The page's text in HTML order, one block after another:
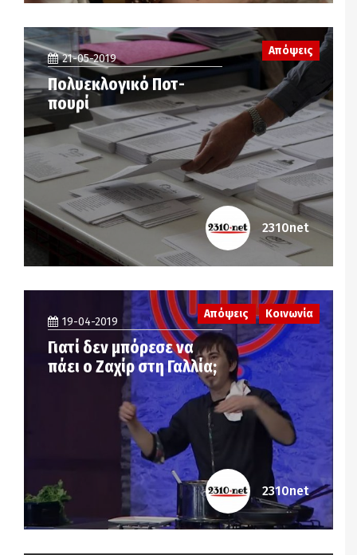
21-05-2019
Πολυεκλογικό Ποτ-
πουρί
Απόψεις
2310net
19-04-2019
Γιατί δεν μπόρεσε να
πάει ο Ζαχίρ στη Γαλλία;
Απόψεις Κοινωνία
2310net